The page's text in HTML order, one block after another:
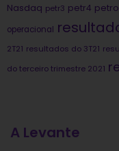
Nasdaq petr3 petr4
operacional
2T21 resultados do 3T21
do terceiro trimestre 2021
A Levante